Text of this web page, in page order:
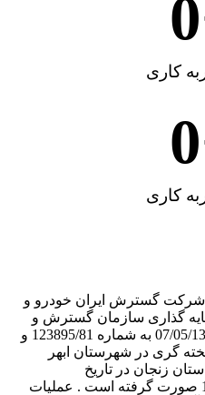
0
کاری
0
کاری
در سال 1380 توسط شرکت گسترش ایران خودرو و
گذاری سازمان گسترش و
نوسازی صنایع ایران در تاریخ 07/05/1381 به شماره 123895/81 و
گری در شهرستان ابهر
زنجان در تاریخ
12/10/1380 به شماره 12667/118 صورت گرفته است . عملیات